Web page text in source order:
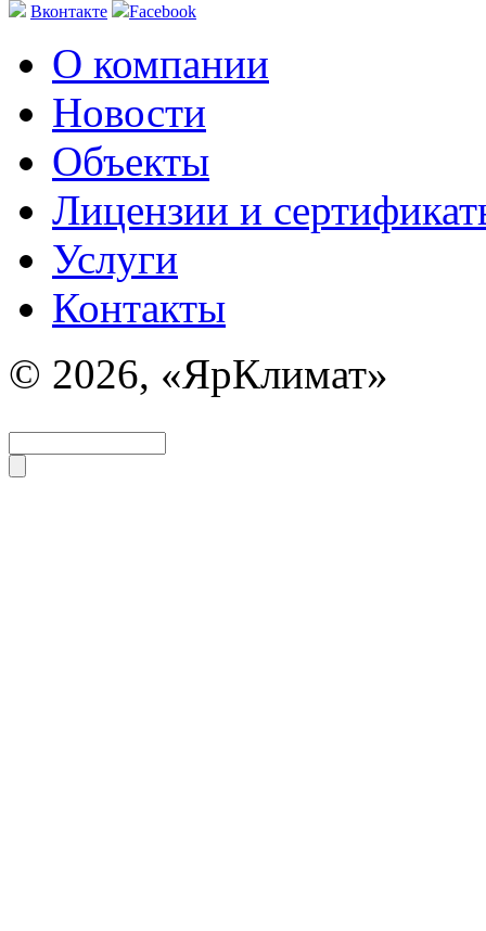
Вконтакте Facebook
О компании
Новости
Объекты
Лицензии и
Услуги
Контакты
© 2026, «ЯрКлимат»